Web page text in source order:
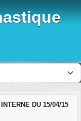
DU 15/04/15